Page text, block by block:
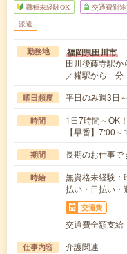
職種未経験OK 交通費別途
派遣
勤務地 福岡県田川市
田川後藤寺駅
／糒駅から---分
曜日頻度 平日のみ週3日
時間
1日7時間～OK
【早番】7:00
期間 長期のお仕事
時給
無資格未経験
払い・日払い・
交通費
交通費全額支給
仕事内容
介護関連